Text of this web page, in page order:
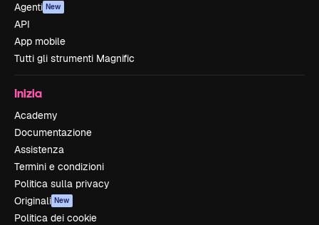
Agenti New
API
App mobile
Tutti gli strumenti Magnific
Inizia
Academy
Documentazione
Assistenza
Termini e condizioni
Politica sulla privacy
Originali New
Politica dei cookie